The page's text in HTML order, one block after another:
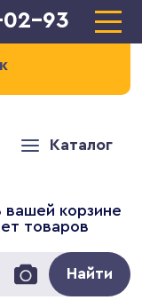
02-93
Каталог
вашей корзине
товаров
Найти